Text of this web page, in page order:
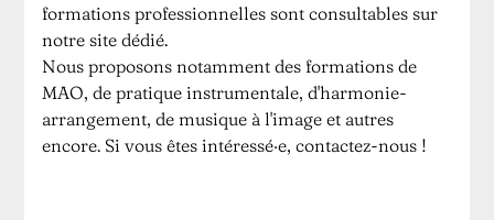
formations professionnelles sont consultables sur
notre site dédié.
Nous proposons notamment des formations de
MAO, de pratique instrumentale, d'harmonie-
arrangement, de musique à l'image et autres
encore. Si vous êtes intéressé·e,contactez-nous !